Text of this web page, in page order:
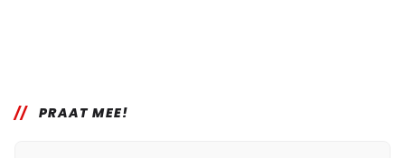
PRAAT MEE!